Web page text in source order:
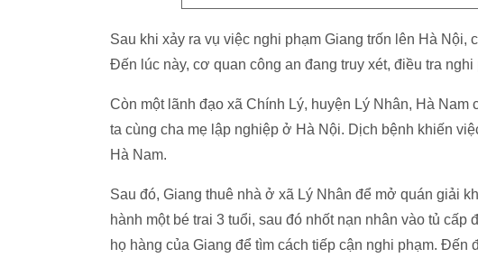
Sau khi xảy ra vụ việc nghi phạm Giang trốn lên Hà
Đến lúc này, cơ quan công an đang truy xét, điều tra nghi
Còn một lãnh đạo xã Chính Lý, huyện Lý Nhân, Hà Nam
ta cùng cha mẹ lập nghiệp ở Hà Nội. Dịch bệnh khiến
Hà Nam.
Sau đó, Giang thuê nhà ở xã Lý Nhân để mở quán giải
hành một bé trai 3 tuổi, sau đó nhốt nạn nhân vào tủ
họ hàng của Giang để tìm cách tiếp cận nghi phạm. Đến